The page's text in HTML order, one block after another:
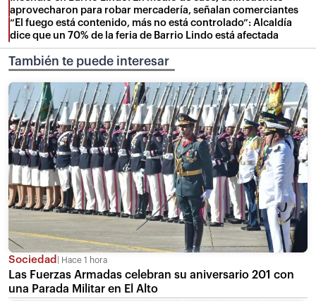
aprovecharon para robar mercadería, señalan comerciantes
“El fuego está contenido, más no está controlado”: Alcaldía
dice que un 70% de la feria de Barrio Lindo está afectada
También te puede interesar
Sociedad Hace 1 hora
Las Fuerzas Armadas celebran su aniversario 201 con
una Parada Militar en El Alto